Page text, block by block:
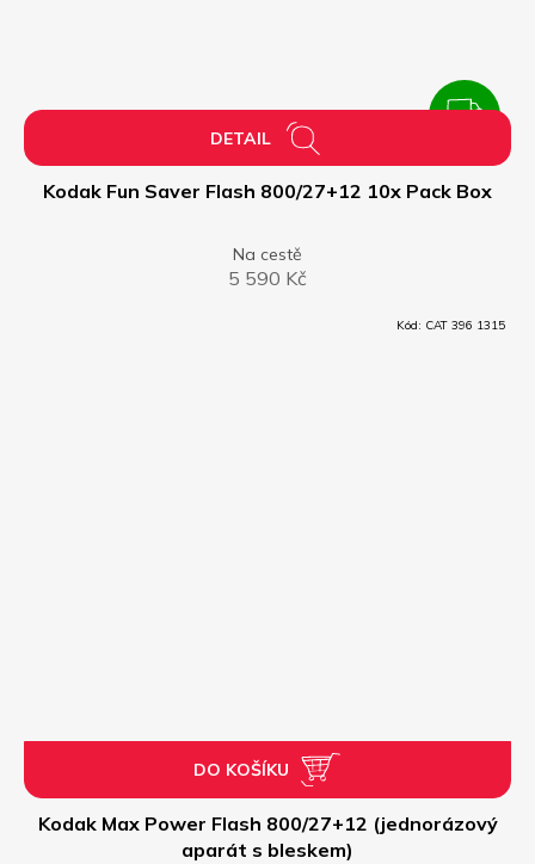
Z
D
Kodak Fun Saver Flash 800/27+12 10x Pack Box
Na cestě
5 590 Kč
DETAIL
Kodak Max Power Flash 800/27+12 (jednorázový
aparát s bleskem)
DO KOŠÍKU
Kód: CAT 396 1315